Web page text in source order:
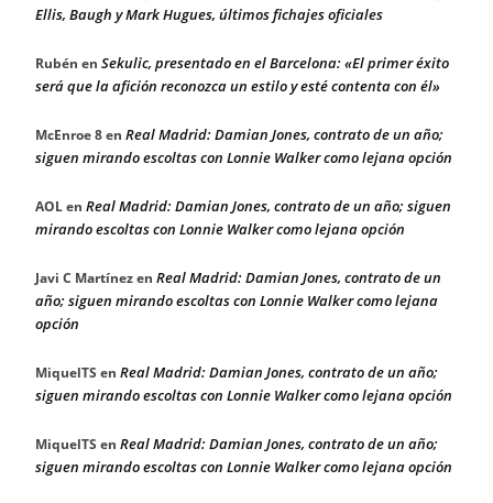
Ellis, Baugh y Mark Hugues, últimos fichajes oficiales
Rubén en Sekulic, presentado en el Barcelona: «El primer éxito
será que la afición reconozca un estilo y esté contenta con él»
McEnroe 8en Real Madrid: Damian Jones, contrato de un año;
siguen mirando escoltas con Lonnie Walker como lejana opción
AOLen Real Madrid: Damian Jones, contrato de un año; siguen
mirando escoltas con Lonnie Walker como lejana opción
Javi C Martínezen Real Madrid: Damian Jones, contrato de un
año; siguen mirando escoltas con Lonnie Walker como lejana
opción
MiquelTS en Real Madrid: Damian Jones, contrato de un año;
siguen mirando escoltas con Lonnie Walker como lejana opción
MiquelTS en Real Madrid: Damian Jones, contrato de un año;
siguen mirando escoltas con Lonnie Walker como lejana opción